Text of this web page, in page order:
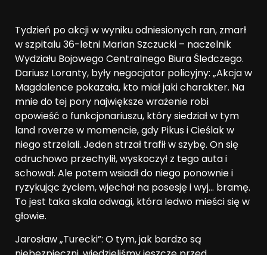
Tydzień po akcji w wyniku odniesionych ran, zmarł
w szpitalu 36-letni Marian Szczucki – naczelnik
Wydziału Bojowego Centralnego Biura Śledczego.
Dariusz Loranty, były negocjator policyjny: „Akcja w
Magdalence pokazała, kto miał jaki charakter. Na
mnie do tej pory największe wrażenie robi
opowieść o funkcjonariuszu, który siedział w tym
land roverze w momencie, gdy Pikus i Cieślak w
niego strzelali. Jeden strzał trafił w szybę. On się
odruchowo przechylił, wyskoczył z tego auta i
schował. Ale potem wsiadł do niego ponownie i
ryzykując życiem, wjechał na posesję i wyj… bramę.
To jest taka skala odwagi, która ledwo mieści się w
głowie.
Jarosław „Turecki”: O tym, jak bardzo są